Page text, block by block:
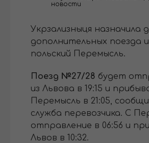
новости
Укрзализныця назначила
дополнительных поезда
польский Перемысль.
Поезд №27/28 будет
из Львова в 19:15 и
Перемысль в 21:05,
служба перевозчика. С
отправление в 06:56 и
Львов в 10:32.